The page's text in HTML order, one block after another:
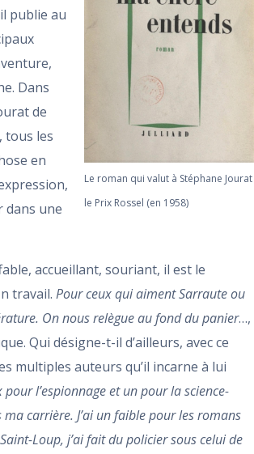
Le roman qui valut à Stéphane Jourat
le Prix Rossel (en 1958)
publie au
Dans
de
tous les
en
dans une
accueillant, souriant, il est le
travail. Pour ceux qui aimentSarraute ou
On nous relègue au fond du panier…,
Qui désigne-t-il d’ailleurs, avec ce
multiples auteurs qu’il incarne à lui
l’espionnage et un pour la science-
carrière. J’ai un faible pour les romans
Loup, j’ai fait du policier sous celui de